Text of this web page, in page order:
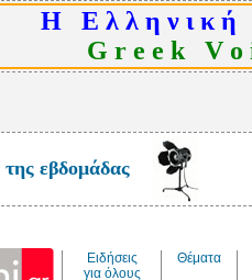
Η Ε λ λ η ν ι κ
G r e e k V o
εβδομάδας
Ειδήσεις
για όλους
Θέματα